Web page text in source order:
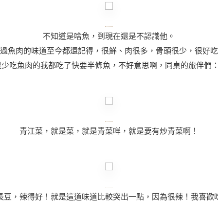
不知道是啥魚，到現在還是不認識他。
魚肉的味道至今都還記得，很鮮、肉很多，骨頭很少，很好吃
吃魚肉的我都吃了快要半條魚，不好意思啊，同桌的旅伴們
青江菜，就是菜，就是青菜咩，就是要有炒青菜啊！
豆，辣得好！就是這道味道比較突出一點，因為很辣！我喜歡